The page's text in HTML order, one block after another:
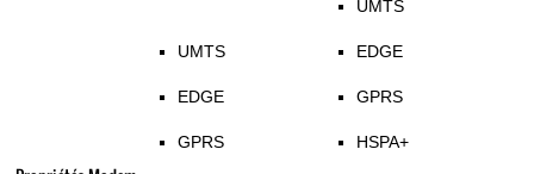
UMTS
EDGE
GPRS
UMTS
EDGE
GPRS
HSPA+